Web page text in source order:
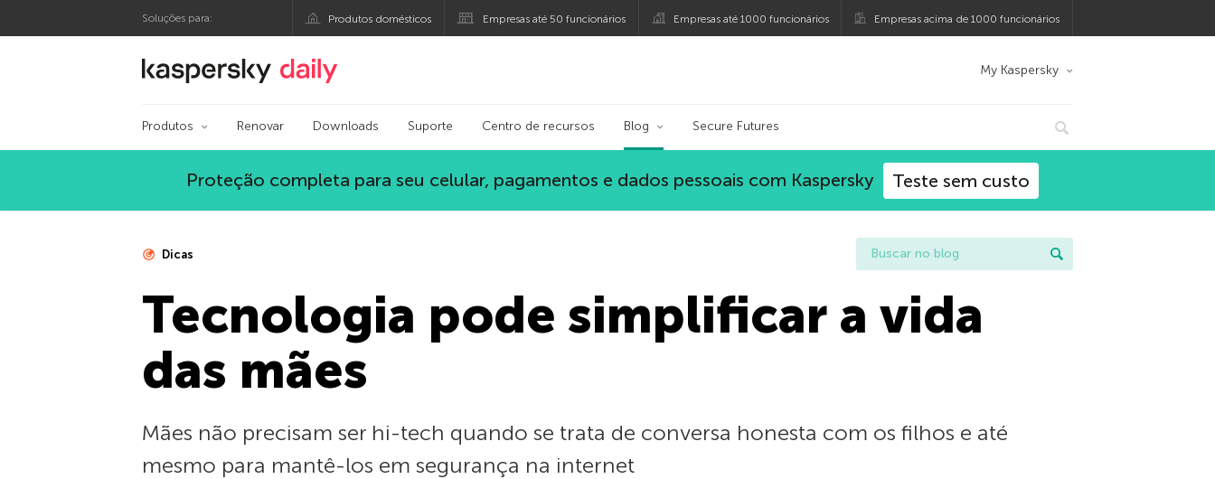
Soluções para: Produtos domésticos Empresas até 50 funcionários Empresas até 1000 funcionários Empresas acima de 1000 funcionários
Blog oficial da Kaspersky My Kaspersky
Produtos Renovar Downloads Suporte Centro de recursos Blog Secure Futures
Proteção completa para seu celular, pagamentos e dados pessoais com Kaspersky Teste sem custo
Dicas
Tecnologia pode simplificar a vida
das mães
Mães não precisam ser hi-tech quando se trata de conversa honesta com os filhos e até
mesmo para mantê-los em segurança na internet